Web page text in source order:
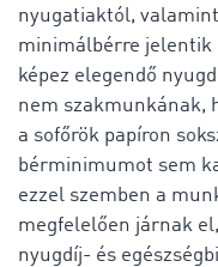
nyugatiaktól,
minimálbérre jelentik
képez elegendő
nem szakmunkának,
a sofőrök papíron
bérminimumot sem
ezzel szemben a
megfelelően járnak
nyugdíj- és